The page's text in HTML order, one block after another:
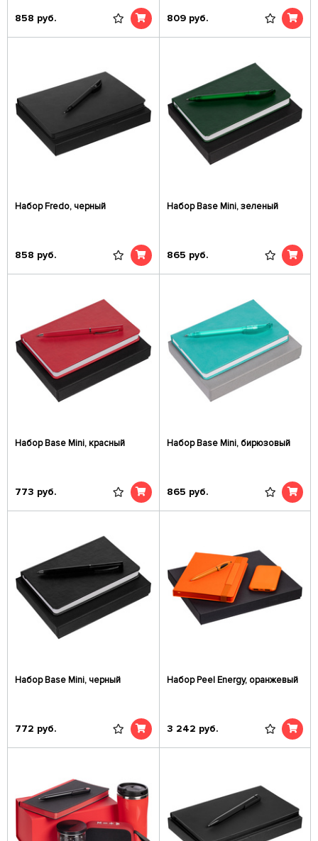
858 руб. 809 руб.
Набор Fredo, черный
858 руб.
Набор Base Mini, зеленый
865 руб.
Набор Base Mini, красный
773 руб.
Набор Base Mini, бирюзовый
865 руб.
Набор Base Mini, черный
772 руб.
Набор Peel Energy, оранжевый
3 242 руб.